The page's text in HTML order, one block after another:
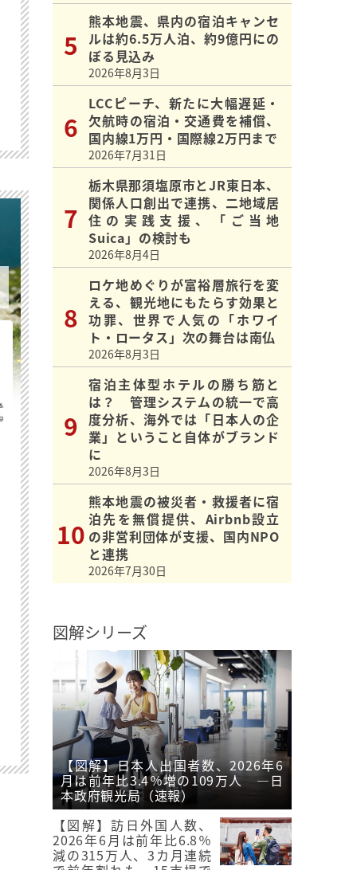
熊本地震、県内の宿泊キャンセ
ルは約6.5万人泊、約9億円にの
ぼる見込み
2026年8月3日
LCCピーチ、新たに大幅遅延・
欠航時の宿泊・交通費を補償、
国内線1万円・国際線2万円まで
2026年7月31日
栃木県那須塩原市とJR東日本、
関係人口創出で連携、二地域居
住の実践支援、「ご当地
Suica」の検討も
2026年8月4日
ロケ地めぐりが富裕層旅行を変
える、観光地にもたらす効果と
功罪、世界で人気の「ホワイ
ト・ロータス」次の舞台は南仏
2026年8月3日
宿泊主体型ホテルの勝ち筋と
は？ 管理システムの統一で高
度分析、海外では「日本人の企
業」ということ自体がブランド
に
2026年8月3日
熊本地震の被災者・救援者に宿
泊先を無償提供、Airbnb設立
の非営利団体が支援、国内NPO
と連携
2026年7月30日
図解シリーズ
【図解】日本人出国者数、2026年6
月は前年比3.4％増の109万人 ―日
本政府観光局（速報）
【図解】訪日外国人数、
2026年6月は前年比6.8％
減の315万人、3カ月連続